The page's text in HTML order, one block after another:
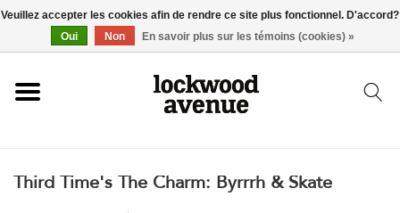
ACCUEIL
NOUVEAU
Third Time's The Charm: Byrrrh & Skate
Veuillez accepter les cookies afin de rendre ce site plus fonctionnel. D'accord?
Oui
Non En savoir plus sur les témoins (cookies) »